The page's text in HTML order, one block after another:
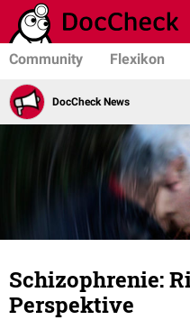
Community Flexikon
DocCheck News
Schizophrenie:
Perspektive